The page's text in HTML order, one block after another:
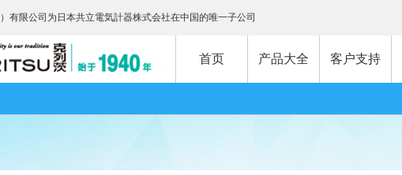
有限公司为日本共立電気計器株式会社在中国的唯一子公司
首页 产品大全 客户支持